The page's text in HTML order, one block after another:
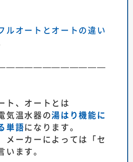
ルオートとオートの違い
ト、オートとは
気温水器の湯はり機能に
単語になります。
メーカーによっては「セ
います。